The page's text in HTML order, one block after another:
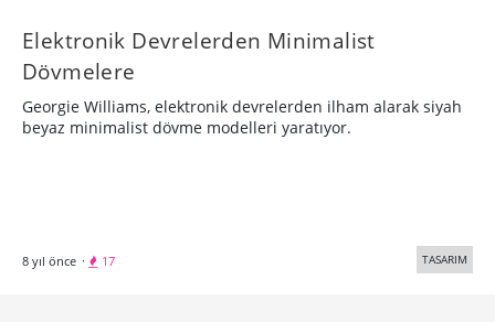
Elektronik Devrelerden Minimalist
Dövmelere
Georgie Williams, elektronik devrelerden ilham alarak siyah
beyaz minimalist dövme modelleri yaratıyor.
8 yıl önce · 17 TASARIM